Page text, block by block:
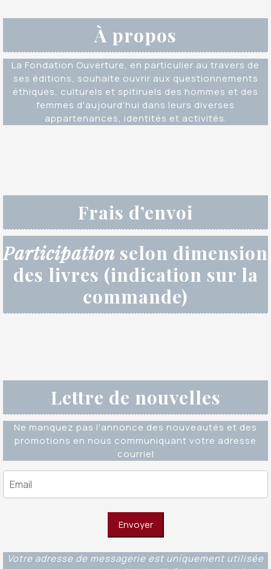
À propos
La Fondation Ouverture, en particulier au travers de
ses éditions, souhaite ouvrir aux questionnements
éthiques, culturels et spitiruels des hommes et des
femmes d'aujourd'hui dans leurs diverses
appartenances, identités et activités.
Frais d’envoi
Participation selon dimension
des livres (indication sur la
commande)
Lettre de nouvelles
Ne manquez pas l'annonce des nouveautés et des
promotions en nous communiquant votre adresse
courriel
Votre adresse de messagerie est uniquement utilisée